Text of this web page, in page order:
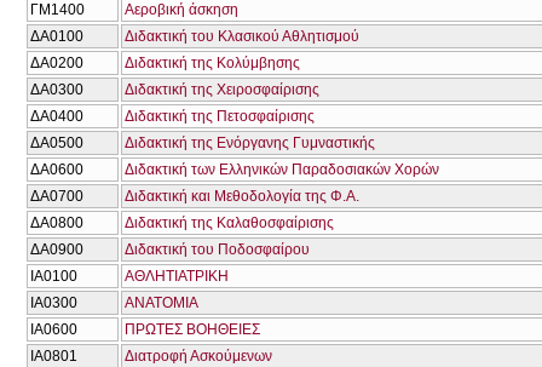
ΓΜ1400
Αεροβική άσκηση
ΔΑ0100
Διδακτική του Κλασικού Αθλητισμού
ΔΑ0200
Διδακτική της Κολύμβησης
ΔΑ0300
Διδακτική της Χειροσφαίρισης
ΔΑ0400
Διδακτική της Πετοσφαίρισης
ΔΑ0500
Διδακτική της Ενόργανης Γυμναστικής
ΔΑ0600
Διδακτική των Ελληνικών Παραδοσιακών Χορών
ΔΑ0700
Διδακτική και Μεθοδολογία της Φ.Α.
ΔΑ0800
Διδακτική της Καλαθοσφαίρισης
ΔΑ0900
Διδακτική του Ποδοσφαίρου
ΙΑ0100
ΑΘΛΗΤΙΑΤΡΙΚΗ
ΙΑ0300
ΑΝΑΤΟΜΙΑ
ΙΑ0600
ΠΡΩΤΕΣ ΒΟΗΘΕΙΕΣ
ΙΑ0801
Διατροφή Ασκούμενων